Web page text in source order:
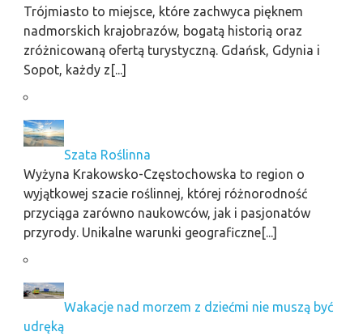
Trójmiasto to miejsce, które zachwyca pięknem
nadmorskich krajobrazów, bogatą historią oraz
zróżnicowaną ofertą turystyczną. Gdańsk, Gdynia i
Sopot, każdy z[...]
Szata Roślinna
Wyżyna Krakowsko-Częstochowska to region o
wyjątkowej szacie roślinnej, której różnorodność
przyciąga zarówno naukowców, jak i pasjonatów
przyrody. Unikalne warunki geograficzne[...]
Wakacje nad morzem z dziećmi nie muszą być
udręką